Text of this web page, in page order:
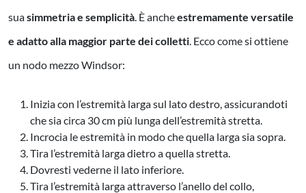
suasimmetria e semplicità. È ancheestremamente versatile
e adatto alla maggior parte dei colletti. Ecco come si ottiene
un nodo mezzo Windsor:
Inizia con l’estremità larga sul lato destro, assicurandoti
che sia circa 30 cm più lunga dell’estremità stretta.
Incrocia le estremità in modo che quella larga sia sopra.
Tira l’estremità larga dietro a quella stretta.
Dovresti vederne il lato inferiore.
Tira l’estremità larga attraverso l’anello del collo,